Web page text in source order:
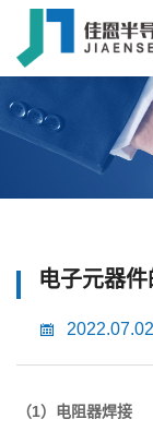
电子元器
2022.07.02
（1）电阻器焊接